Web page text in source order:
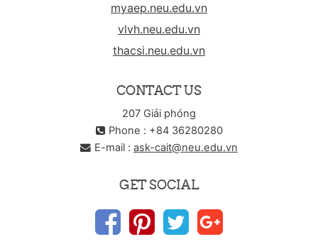
myaep.neu.edu.vn
vlvh.neu.edu.vn
thacsi.neu.edu.vn
CONTACT US
207 Giải phóng
Phone : +84 36280280
E-mail : ask-cait@neu.edu.vn
GET SOCIAL